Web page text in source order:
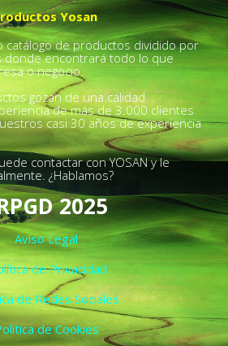
Yosan
de productos dividido por
donde encontrará todo lo que
o negocio.
gozan de una calidad
de más de 3.000 clientes
casi 30 años de experiencia
contactar con YOSAN y le
¿Hablamos?
2025
Aviso Legal
de Privacidad
de Redes Sociales
de Cookies